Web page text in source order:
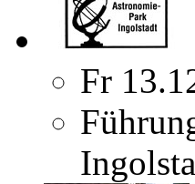
Fr